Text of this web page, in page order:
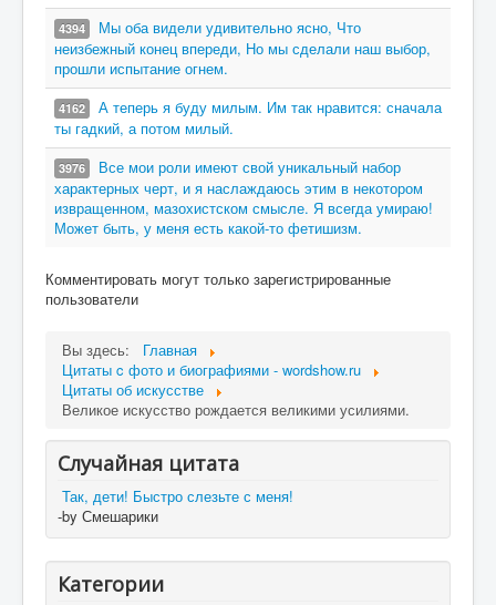
4394
Мы оба видели удивительно ясно, Что
неизбежный конец впереди, Но мы сделали наш выбор,
прошли испытание огнем.
4162
А теперь я буду милым. Им так нравится: сначала
ты гадкий, а потом милый.
3976
Все мои роли имеют свой уникальный набор
характерных черт, и я наслаждаюсь этим в некотором
извращенном, мазохистском смысле. Я всегда умираю!
Может быть, у меня есть какой-то фетишизм.
Комментировать могут только зарегистрированные
пользователи
Вы здесь:
Главная
Цитаты c фото и биографиями - wordshow.ru
Цитаты об искусстве
Великое искусство рождается великими усилиями.
Случайная цитата
Так, дети! Быстро слезьте с меня!
-by Смешарики
Категории